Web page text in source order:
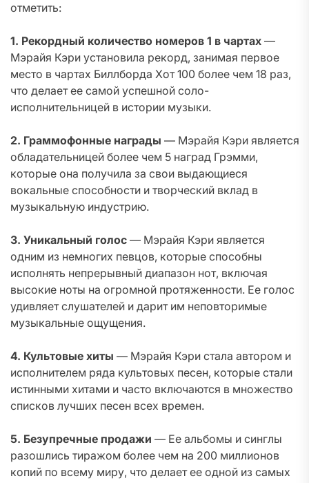
отметить:
1. Рекордный количество номеров 1 в чартах —
Мэрайя Кэри установила рекорд, занимая первое
место в чартах Биллборда Хот 100 более чем 18 раз,
что делает ее самой успешной соло-
исполнительницей в истории музыки.
2. Граммофонные награды — Мэрайя Кэри является
обладательницей более чем 5 наград Грэмми,
которые она получила за свои выдающиеся
вокальные способности и творческий вклад в
музыкальную индустрию.
3. Уникальный голос — Мэрайя Кэри является
одним из немногих певцов, которые способны
исполнять непрерывный диапазон нот, включая
высокие ноты на огромной протяженности. Ее голос
удивляет слушателей и дарит им неповторимые
музыкальные ощущения.
4. Культовые хиты — Мэрайя Кэри стала автором и
исполнителем ряда культовых песен, которые стали
истинными хитами и часто включаются в множество
списков лучших песен всех времен.
5. Безупречные продажи — Ее альбомы и синглы
разошлись тиражом более чем на 200 миллионов
копий по всему миру, что делает ее одной из самых